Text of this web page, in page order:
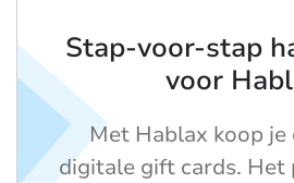
Stap-voor-stap
voor
Met Hablax koop je
digitale gift cards. Het